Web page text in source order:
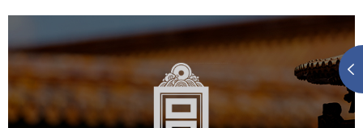
故宫博物院